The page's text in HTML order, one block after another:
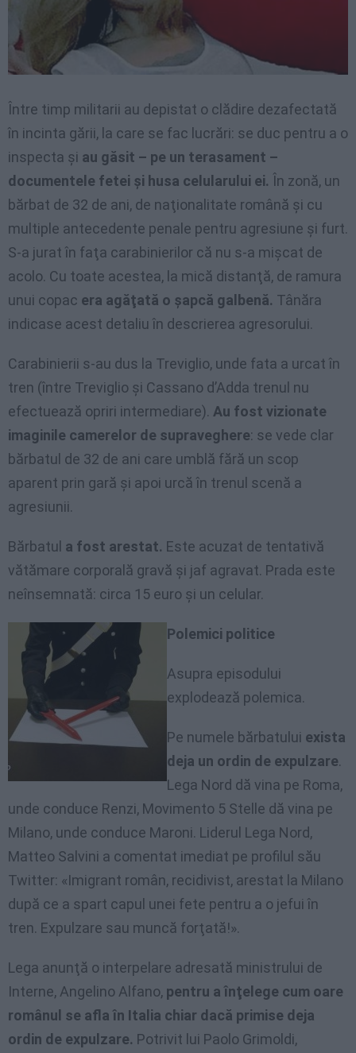
Între timp militarii au depistat o clădire dezafectată
în incinta gării, la care se fac lucrări: se duc pentru a o
inspecta şi au găsit – pe un terasament –
documentele fetei şi husa celularului ei. În zonă, un
bărbat de 32 de ani, de naţionalitate română şi cu
multiple antecedente penale pentru agresiune şi furt.
S-a jurat în faţa carabinierilor că nu s-a mişcat de
acolo. Cu toate acestea, la mică distanţă, de ramura
unui copac era agăţată o şapcă galbenă. Tânăra
indicase acest detaliu în descrierea agresorului.
Carabinierii s-au dus la Treviglio, unde fata a urcat în
tren (între Treviglio şi Cassano d’Adda trenul nu
efectuează opriri intermediare). Au fost vizionate
imaginile camerelor de supraveghere: se vede clar
bărbatul de 32 de ani care umblă fără un scop
aparent prin gară şi apoi urcă în trenul scenă a
agresiunii.
Bărbatul a fost arestat. Este acuzat de tentativă
vătămare corporală gravă şi jaf agravat. Prada este
neînsemnată: circa 15 euro şi un celular.
Polemici politice
Asupra episodului
explodează polemica.
Pe numele bărbatului exista
deja un ordin de expulzare.
Lega Nord dă vina pe Roma,
unde conduce Renzi, Movimento 5 Stelle dă vina pe
Milano, unde conduce Maroni. Liderul Lega Nord,
Matteo Salvini a comentat imediat pe profilul său
Twitter: «Imigrant român, recidivist, arestat la Milano
după ce a spart capul unei fete pentru a o jefui în
tren. Expulzare sau muncă forţată!».
Lega anunţă o interpelare adresată ministrului de
Interne, Angelino Alfano, pentru a înţelege cum oare
românul se afla în Italia chiar dacă primise deja
ordin de expulzare. Potrivit lui Paolo Grimoldi,